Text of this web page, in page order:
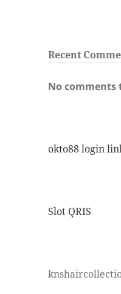
Recent
No comments
okto88 login
Slot QRIS